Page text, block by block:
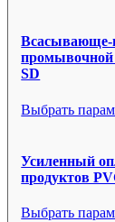
Всасывающе-
промывочной
SD
Выбрать
Усиленный
продуктов
Выбрать